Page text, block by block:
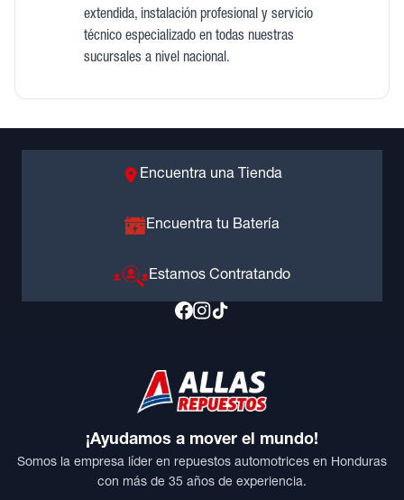
extendida, instalación profesional y servicio
técnico especializado en todas nuestras
sucursales a nivel nacional.
Encuentra una Tienda
Encuentra tu Batería
Estamos Contratando
¡Ayudamos a mover el mundo!
Somos la empresa líder en repuestos automotrices en Honduras
con más de 35 años de experiencia.